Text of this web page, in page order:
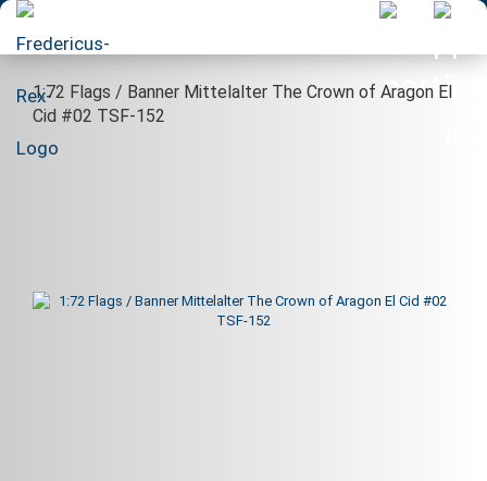
1:72 Flags / Banner Mittelalter The Crown of Aragon El
Cid #02 TSF-152